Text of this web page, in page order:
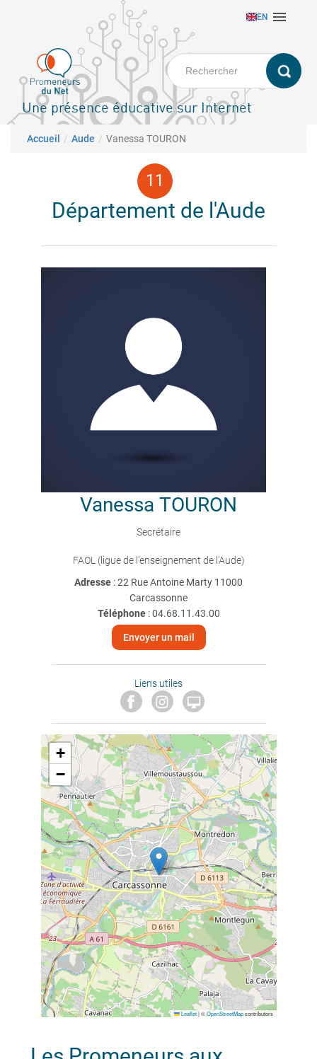
principal
EN 
Une présence éducative sur Internet
Fil d'Ariane
Accueil Aude Vanessa TOURON
Département de l'Aude
Vanessa TOURON
Secrétaire
FAOL (ligue de l’enseignement de l’Aude)
Adresse : 22 Rue Antoine Marty 11000
Carcassonne
Téléphone:04.68.11.43.00
Envoyer un mail
Liens utiles

+
−
Leaflet |©OpenStreetMapcontributors